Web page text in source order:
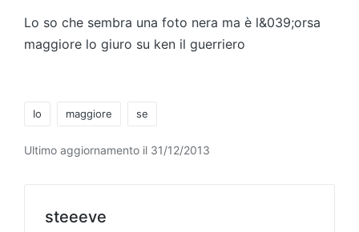
Lo so che sembra una foto nera ma è l&039;orsa
maggiore lo giuro su ken il guerriero
Io maggiore se
Ultimo aggiornamento il 31/12/2013
steeeve